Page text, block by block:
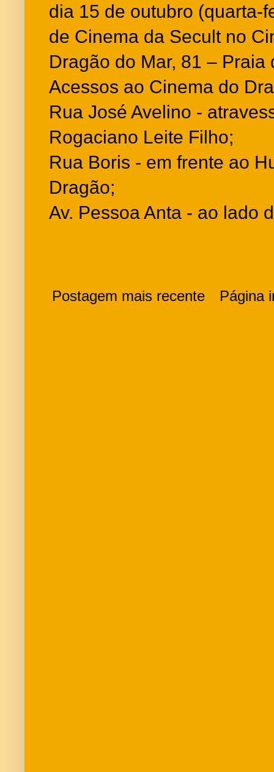
dia 15 de outubro (quarta-
de Cinema da Secult no
Dragão do Mar, 81 – Praia
Acessos ao Cinema do
Rua José Avelino -
Rogaciano Leite Filho;
Rua Boris - em frente ao
Dragão;
Av. Pessoa Anta - ao lado
Postagem mais recente Página